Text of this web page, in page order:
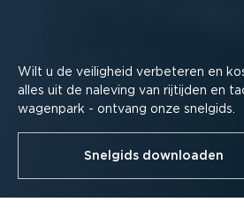
Wilt u de veiligheid verbeteren en
alles uit de naleving van rijtijden en
wagenpark - ontvang onze snelgids.
Snelgids downloaden